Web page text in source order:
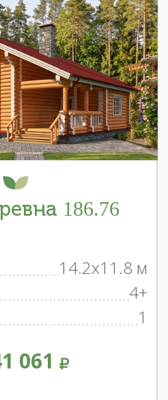
186.76
14.2x11.8 м
4+
1
061